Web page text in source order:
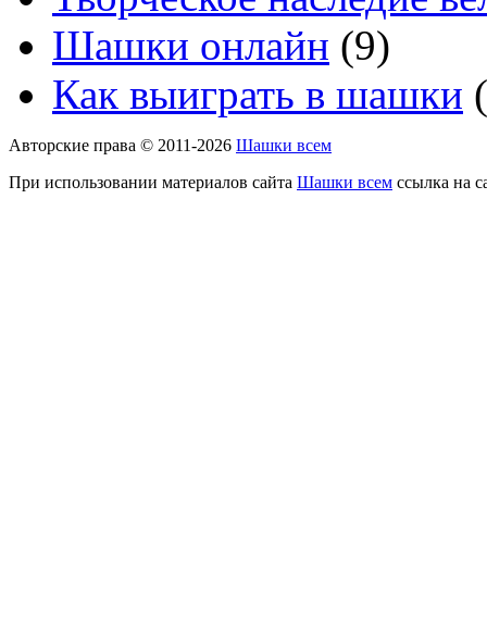
Шашки онлайн (9)
Как выиграть в шашки
Авторские права © 2011-2026 Шашки всем
При использовании материалов сайта Шашки всем ссылка на